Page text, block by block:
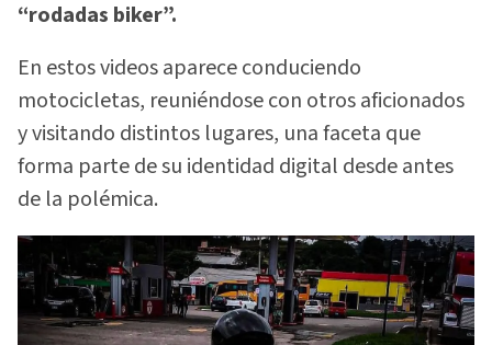
“rodadas biker”.
En estos videos aparece conduciendo
motocicletas, reuniéndose con otros aficionados
y visitando distintos lugares, una faceta que
forma parte de su identidad digital desde antes
de la polémica.